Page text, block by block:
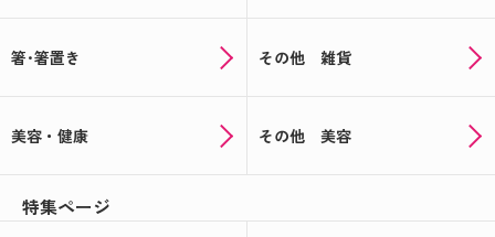
箸･箸置き その他 雑貨
美容・健康 その他 美容
特集ページ